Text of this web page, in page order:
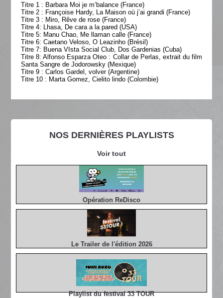
NOS DERNIÈRES PLAYLISTS
Voir tout
Opération ReDisco
Le Trailer de l'édition 2026
Playlist du festival 33 TOUR
Titre 1 : Barbara Moi je m’balance (France)
Titre 2 : Françoise Hardy, La Maison où j’ai grandi (France)
Titre 3 : Miro, Rêve de rose (France)
Titre 4: Lhasa, De cara a la pared (USA)
Titre 5: Manu Chao, Me llaman calle (France)
Titre 6: Caetano Veloso, O Leazinho (Brésil)
Titre 7: Buena VIsta Social Club, Dos Gardenias (Cuba)
Titre 8: Alfonso Esparza Oteo : Collar de Perlas, extrait du film
Santa Sangre de Jodorowsky (Mexique)
Titre 9 : Carlos Gardel, volver (Argentine)
Titre 10 : Marta Gomez, Cielito lindo (Colombie)